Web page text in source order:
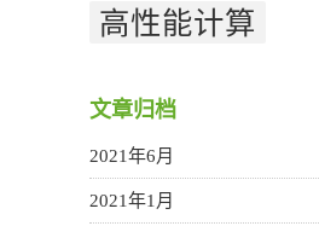
高性能计算
文章归档
2021年6月
2021年1月